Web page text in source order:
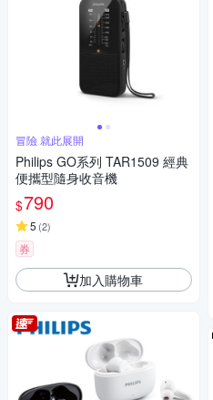
冒險 就此展開
Philips GO系列 TAR1509 經典
便攜型隨身收音機
$790
5 (2)
券
加入購物車